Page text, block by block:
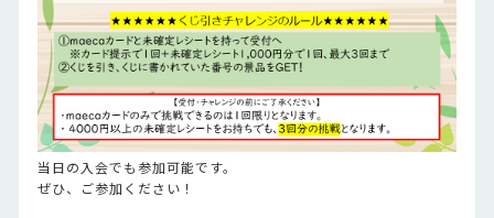
当日の入会でも参加可能です。
ぜひ、ご参加ください！